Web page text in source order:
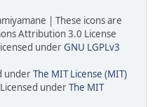
| These icons are
Attribution 3.0 License
underGNU LGPLv3
underThe MIT License (MIT)
underThe MIT